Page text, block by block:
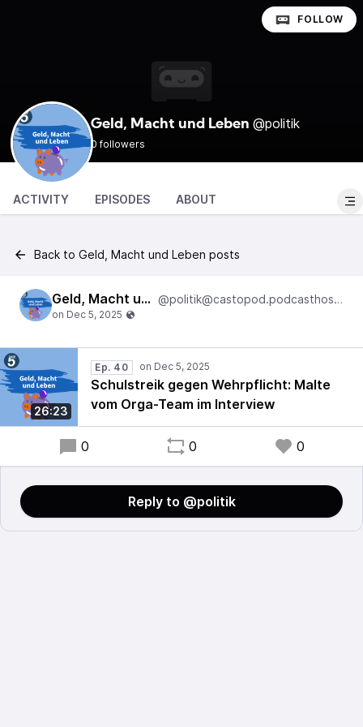
Geld, Macht und Leben @politik
0 followers
FOLLOW
ACTIVITY EPISODES ABOUT
Back to Geld, Macht und Leben posts
Geld, Macht und Leben @politik@castopod.podcasthostwuh.correctiv.net
26:23
Ep. 40
Schulstreik gegen Wehrpflicht: Malte
vom Orga-Team im Interview
0 0 0
Reply to @politik